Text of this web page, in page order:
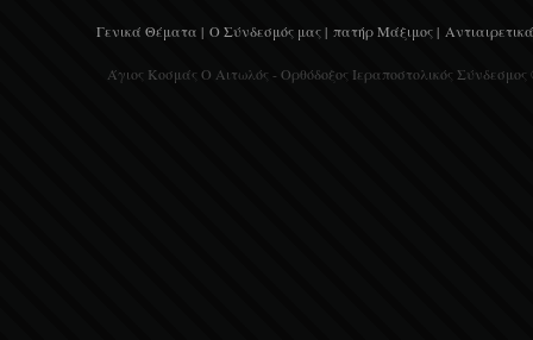
Γενικά Θέματα | Ο Σύνδεσμός μας | πατήρ Μάξιμος |
Άγιος Κοσμάς Ο Αιτωλός - Ορθόδοξος Ιεραποστολικός